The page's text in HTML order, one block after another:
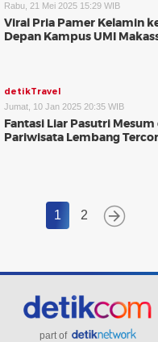
Rabu, 21 Mei 2025 15:29 WIB
Viral Pria Pamer Kelamin
Depan Kampus UMI
detikTravel
Jumat, 10 Jan 2025 20:35 WIB
Fantasi Liar Pasutri
Pariwisata Lembang
1 2
part of